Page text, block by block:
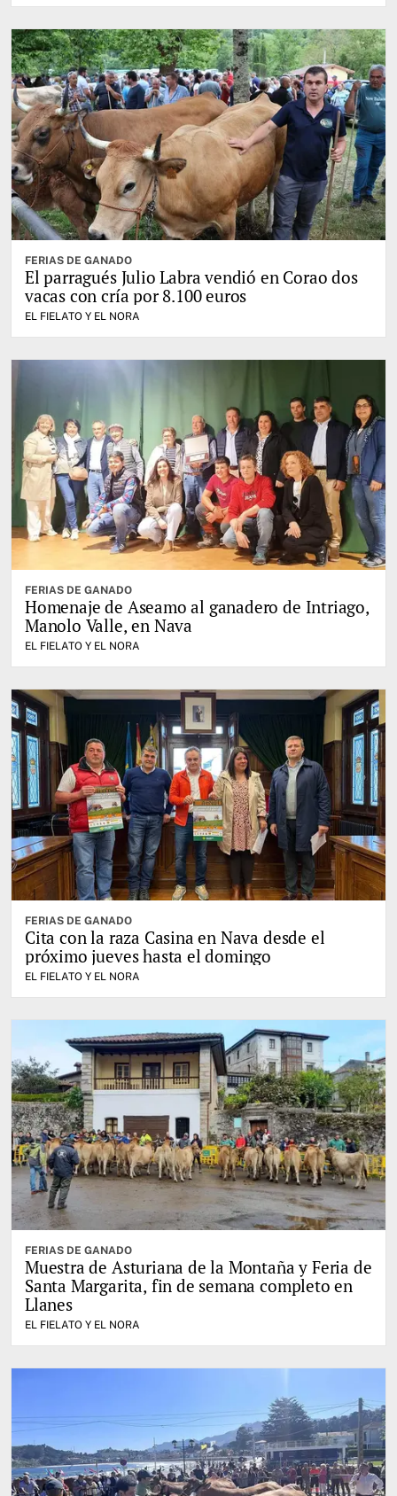
FERIAS DE GANADO
El parragués Julio Labra vendió en Corao dos
vacas con cría por 8.100 euros
EL FIELATO Y EL NORA
FERIAS DE GANADO
Homenaje de Aseamo al ganadero de Intriago,
Manolo Valle, en Nava
EL FIELATO Y EL NORA
FERIAS DE GANADO
Cita con la raza Casina en Nava desde el
próximo jueves hasta el domingo
EL FIELATO Y EL NORA
FERIAS DE GANADO
Muestra de Asturiana de la Montaña y Feria de
Santa Margarita, fin de semana completo en
Llanes
EL FIELATO Y EL NORA